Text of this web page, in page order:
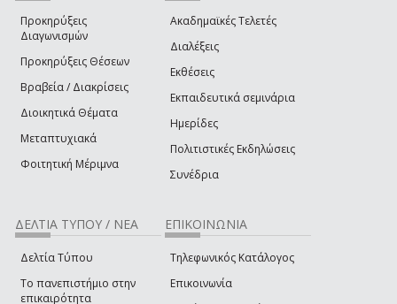
Προκηρύξεις
Διαγωνισμών
Προκηρύξεις Θέσεων
Βραβεία / Διακρίσεις
Διοικητικά Θέματα
Μεταπτυχιακά
Φοιτητική Μέριμνα
Ακαδημαϊκές Τελετές
Διαλέξεις
Εκθέσεις
Εκπαιδευτικά σεμινάρια
Ημερίδες
Πολιτιστικές Εκδηλώσεις
Συνέδρια
ΔΕΛΤΙΑ ΤΥΠΟΥ / ΝΕΑ
Δελτία Τύπου
Το πανεπιστήμιο στην
επικαιρότητα
ΕΠΙΚΟΙΝΩΝΙΑ
Τηλεφωνικός Κατάλογος
Επικοινωνία